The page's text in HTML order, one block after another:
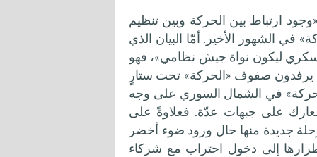
ارتباط بين الحركة وبين تنظيم
في الشهور الأخير. أمّا البيان الذي
ليكون نواة جيش نظامي»، فهو
يرفدون صفوف «الحركة» تحت ستارٍ
في الشمال السوري على وجه
على جبهات عدّة. فعلاوةً على
جديدة منها حال ورود ضوء أخضر
إلى دخول احتراب مع شركاء